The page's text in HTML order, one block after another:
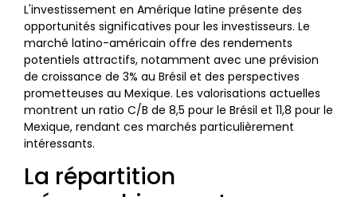
L'investissement en Amérique latine présente des
opportunités significatives pour les investisseurs. Le
marché latino-américain offre des rendements
potentiels attractifs, notamment avec une prévision
de croissance de 3% au Brésil et des perspectives
prometteuses au Mexique. Les valorisations actuelles
montrent un ratio C/B de 8,5 pour le Brésil et 11,8 pour le
Mexique, rendant ces marchés particulièrement
intéressants.
La répartition